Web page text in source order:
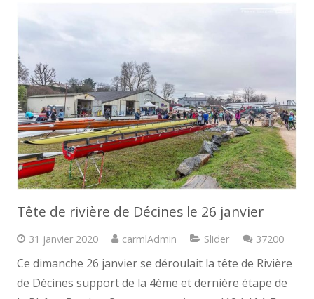
Tête de rivière de Décines le 26 janvier
31 janvier 2020 carmlAdmin Slider 37200
Ce dimanche 26 janvier se déroulait la tête de Rivière
de Décines support de la 4ème et dernière étape de